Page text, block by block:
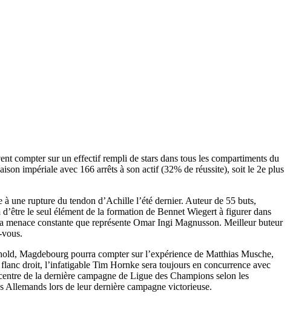
compter sur un effectif rempli de stars dans tous les compartiments du
impériale avec 166 arrêts à son actif (32% de réussite), soit le 2e plus
une rupture du tendon d’Achille l’été dernier. Auteur de 55 buts,
le seul élément de la formation de Bennet Wiegert à figurer dans
constante que représente Omar Ingi Magnusson. Meilleur buteur
Magdebourg pourra compter sur l’expérience de Matthias Musche,
droit, l’infatigable Tim Hornke sera toujours en concurrence avec
de la dernière campagne de Ligue des Champions selon les
Allemands lors de leur dernière campagne victorieuse.